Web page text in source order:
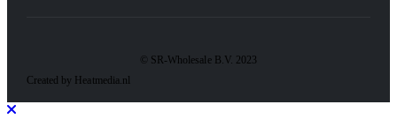
© SR-Wholesale B.V. 2023
Created by Heatmedia.nl